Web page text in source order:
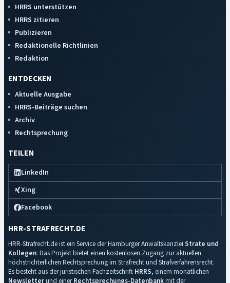
HRRS unterstützen
HRRS zitieren
Publizieren
Redaktionelle Richtlinien
Redaktion
ENTDECKEN
Aktuelle Ausgabe
HRRS-Beiträge suchen
Archiv
Rechtsprechung
TEILEN
LinkedIn
Xing
Facebook
HRR-STRAFRECHT.DE
HRR-Strafrecht.de ist ein Service der Hamburger Anwaltskanzlei Strate und
Kollegen. Das Projekt bietet einen kostenlosen Zugang zur aktuellen
höchstrichterlichen Rechtsprechung im Strafrecht und Strafverfahrensrecht.
Es besteht aus der juristischen Fachzeitschrift HRRS, einem monatlichen
Newsletterund einerRechtsprechungs-Datenbankmit der